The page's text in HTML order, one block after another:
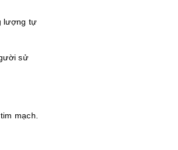
lượng tự
sử
mạch.